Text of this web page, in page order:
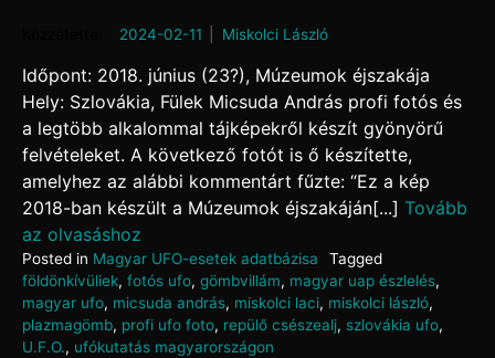
2024-02-11by Miskolci László
Időpont: 2018. június (23?), Múzeumok éjszakája
Hely: Szlovákia, Fülek Micsuda András profi fotós és
a legtöbb alkalommal tájképekről készít gyönyörű
felvételeket. A következő fotót is ő készítette,
amelyhez az alábbi kommentárt fűzte: “Ez a kép
2018-ban készült a Múzeumok éjszakáján[...] Tovább
az olvasáshoz
Posted in Magyar UFO-esetek adatbázisa
Tagged
földönkívüliek, fotós ufo, gömbvillám, magyar uap észlelés,
magyar ufo, micsuda andrás, miskolci laci, miskolci lászló,
plazmagömb, profi ufo foto, repülő csészealj, szlovákia ufo,
U.F.O., ufókutatás magyarországon